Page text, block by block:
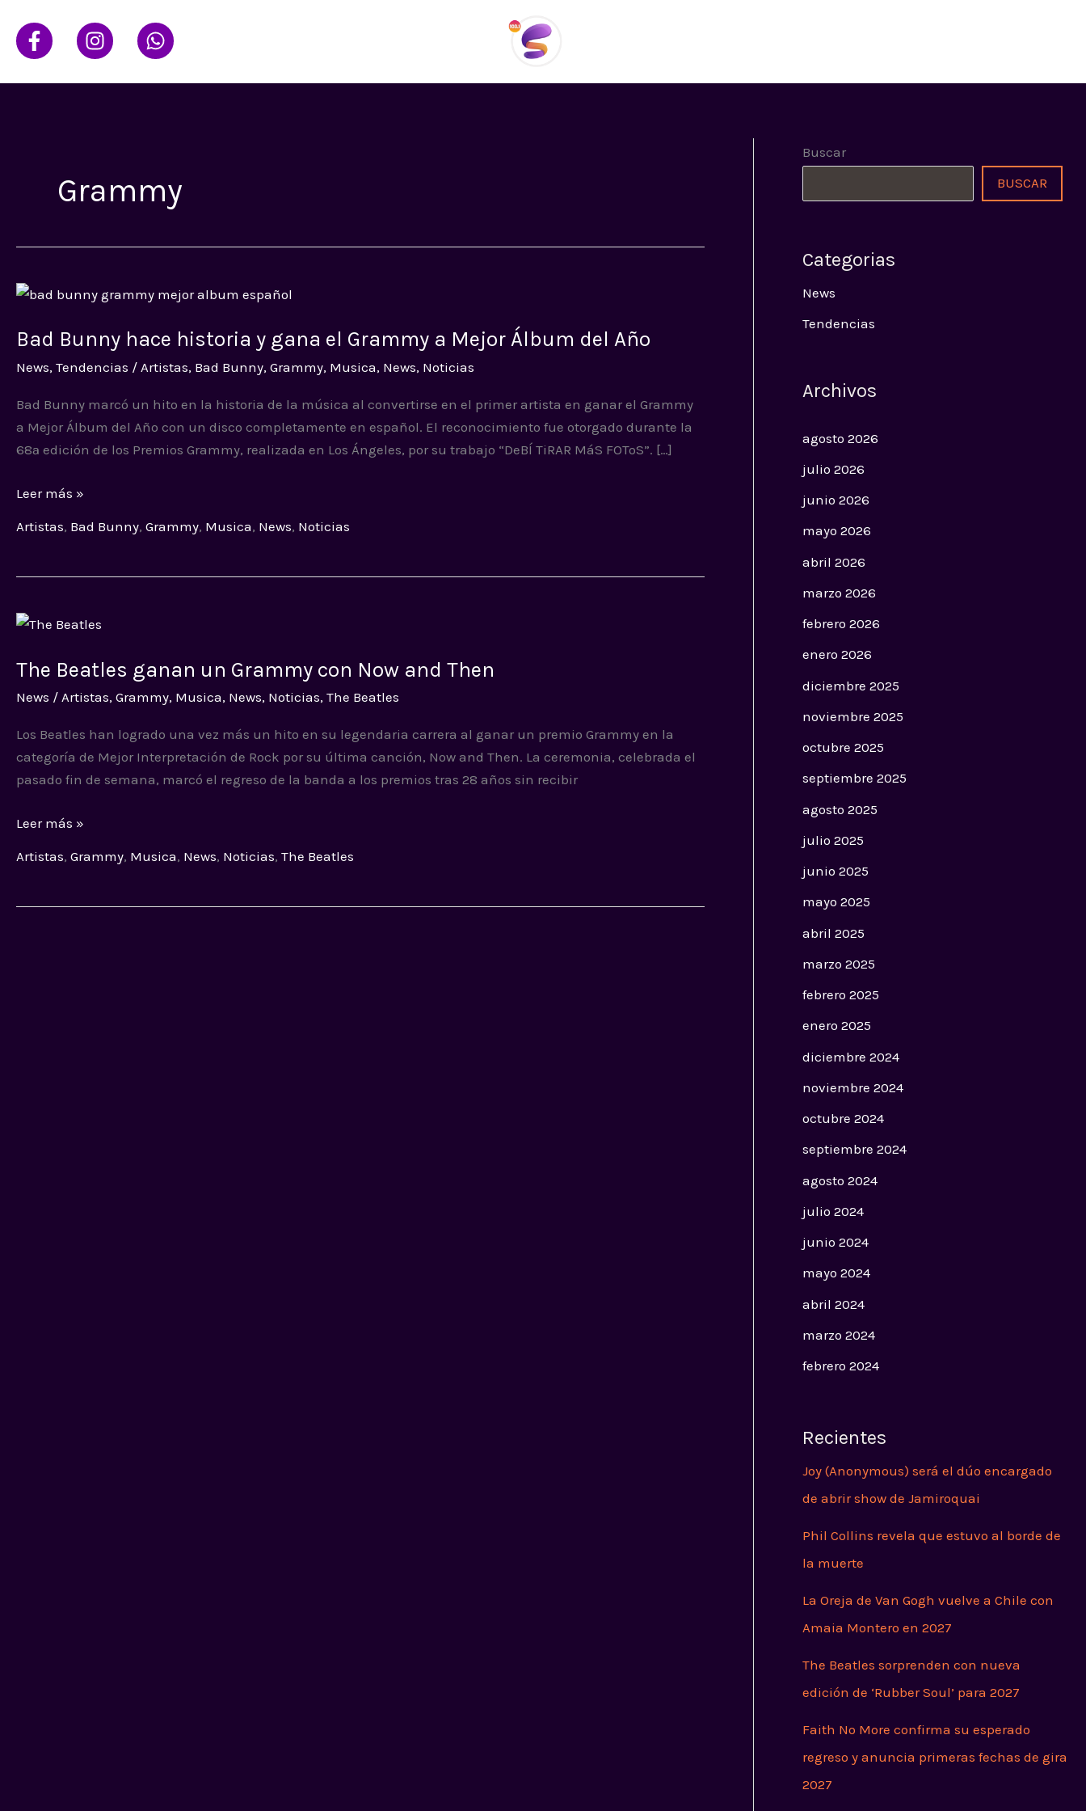
contenido
Grammy
Bad Bunny hace historia y gana el Grammy a Mejor Álbum del Año
News, Tendencias / Artistas, Bad Bunny, Grammy, Musica, News, Noticias
Bad Bunny marcó un hito en la historia de la música al convertirse en el primer artista en ganar el Grammy
a Mejor Álbum del Año con un disco completamente en español. El reconocimiento fue otorgado durante la
68ª edición de los Premios Grammy, realizada en Los Ángeles, por su trabajo “DeBÍ TiRAR MáS FOToS”. […]
Bad
hace
historia
gana
el
Grammy
Mejor
Álbum
Leer más »
Artistas, Bad Bunny, Grammy, Musica, News, Noticias
The Beatles ganan un Grammy con Now and Then
News / Artistas, Grammy, Musica, News, Noticias, The Beatles
Los Beatles han logrado una vez más un hito en su legendaria carrera al ganar un premio Grammy en la
categoría de Mejor Interpretación de Rock por su última canción, Now and Then. La ceremonia, celebrada el
pasado fin de semana, marcó el regreso de la banda a los premios tras 28 años sin recibir
The
ganan
un
con
Now
and
Leer más »
Artistas, Grammy, Musica, News, Noticias, The Beatles
Buscar
BUSCAR
Categorias
News
Tendencias
Archivos
agosto 2026
julio 2026
junio 2026
mayo 2026
abril 2026
marzo 2026
febrero 2026
enero 2026
diciembre 2025
noviembre 2025
octubre 2025
septiembre 2025
agosto 2025
julio 2025
junio 2025
mayo 2025
abril 2025
marzo 2025
febrero 2025
enero 2025
diciembre 2024
noviembre 2024
octubre 2024
septiembre 2024
agosto 2024
julio 2024
junio 2024
mayo 2024
abril 2024
marzo 2024
febrero 2024
Recientes
Joy (Anonymous) será el dúo encargado
de abrir show de Jamiroquai
Phil Collins revela que estuvo al borde de
la muerte
La Oreja de Van Gogh vuelve a Chile con
Amaia Montero en 2027
The Beatles sorprenden con nueva
edición de ‘Rubber Soul’ para 2027
Faith No More confirma su esperado
regreso y anuncia primeras fechas de gira
2027